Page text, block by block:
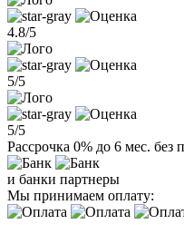
4.8/5
5/5
5/5
Рассрочка 0% до 6 мес. без
и банки партнеры
Мы принимаем оплату: